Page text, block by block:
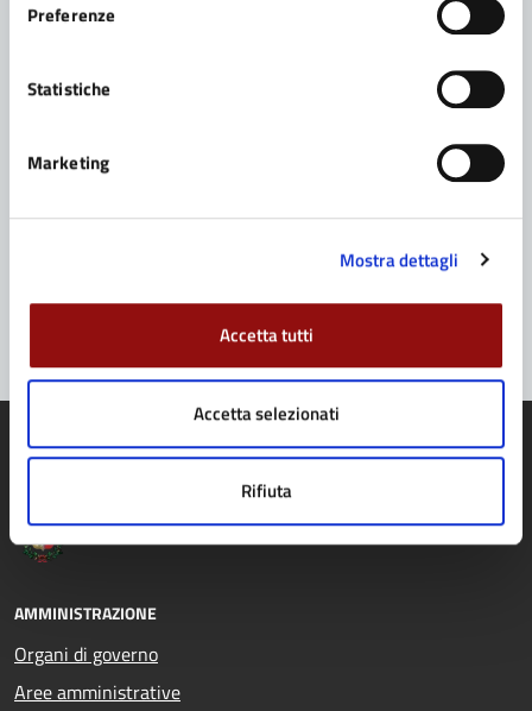
Preferenze
Statistiche
Marketing
Mostra dettagli
Accetta tutti
Accetta selezionati
Rifiuta
Leggi le domande frequenti
Segnala disservizio
Comune di Fidenza
AMMINISTRAZIONE
Organi di governo
Aree amministrative